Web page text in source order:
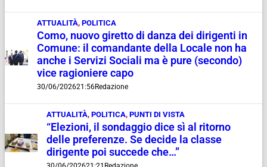
ATTUALITÀ, POLITICA
Como, nuovo giretto di danza dei dirigenti in
Comune: il comandante della Locale non ha
anche i Servizi Sociali ma è pure (secondo)
vice ragioniere capo
30/06/202621:56Redazione
ATTUALITÀ, POLITICA, PUNTI DI VISTA
“Elezioni, il sondaggio dice sì al ritorno
delle preferenze. Se decide la classe
dirigente poi succede che…”